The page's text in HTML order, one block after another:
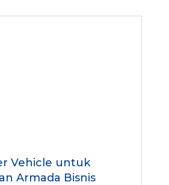
Vehicle untuk
Armada Bisnis